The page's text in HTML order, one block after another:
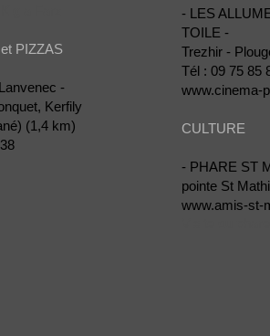
PIZZAS
-
Kerfily
(1,4 km)
- LES
TOILE -
Trezhir -
Tél : 09 75 85
www.cinema-
CULTURE
- PHARE ST
pointe St
www.amis-st-